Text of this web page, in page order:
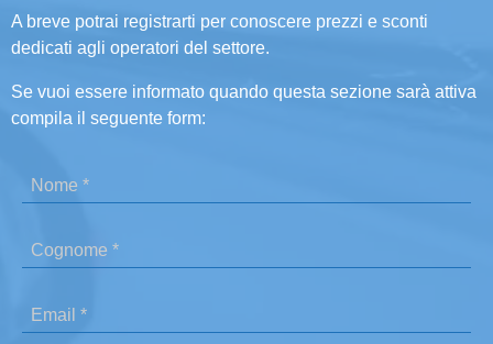
A breve potrai registrarti per conoscere prezzi e sconti
dedicati agli operatori del settore.
Se vuoi essere informato quando questa sezione sarà attiva
compila il seguente form: